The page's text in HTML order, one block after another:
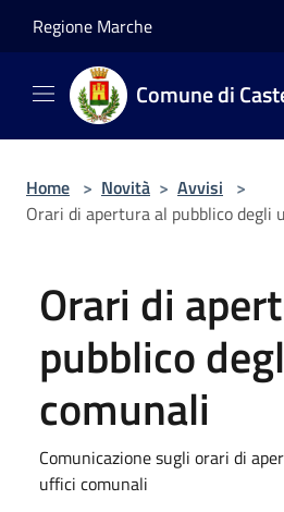
Regione Marche
Comune di
Home > Novità > Avvisi >
Orari di apertura al pubblico degli
Orari di
pubblico
comunali
Comunicazione sugli orari di
uffici comunali